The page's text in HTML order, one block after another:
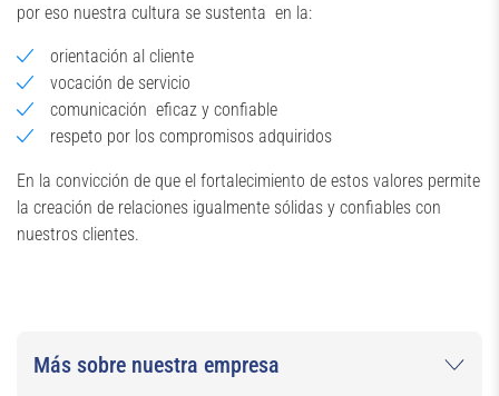
por eso nuestra cultura se sustenta en la:
orientación al cliente
vocación de servicio
comunicación eficaz y confiable
respeto por los compromisos adquiridos
En la convicción de que el fortalecimiento de estos valores permite
la creación de relaciones igualmente sólidas y confiables con
nuestros clientes.
Más sobre nuestra empresa